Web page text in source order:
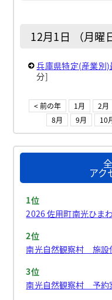
12月1日 （月曜
兵庫県特定(産業別
分]
< 前の年 1月 2月
8月
9月 10
アク
1位
2026 佐用町南光ひま
2位
南光自然観察村 施設
3位
南光自然観察村 予約